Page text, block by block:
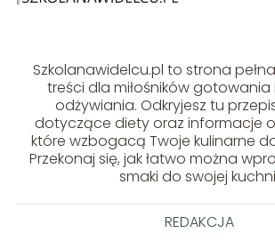
Szkolanawidelcu.pl to strona
treści dla miłośników
odżywiania. Odkryjesz tu
dotyczące diety oraz informacje
które wzbogacą Twoje kulinarne
Przekonaj się, jak łatwo można
smaki do swojej
REDAKCJA